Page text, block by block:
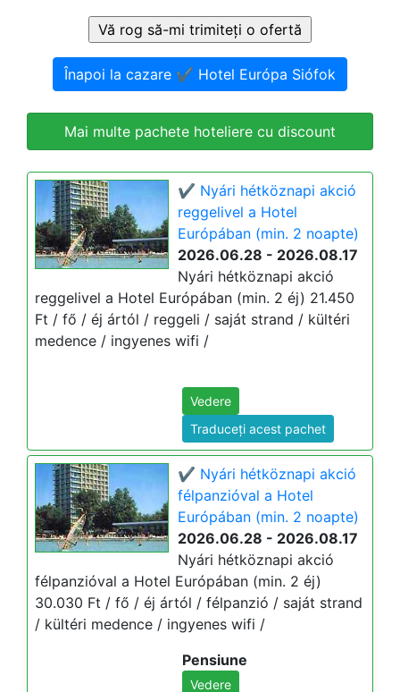
Înapoi la cazare ✔️ Hotel Európa Siófok
Mai multe pachete hoteliere cu discount
✔️ Nyári hétköznapi akció
reggelivel a Hotel
Európában (min. 2 noapte)
2026.06.28 - 2026.08.17
Nyári hétköznapi akció
reggelivel a Hotel Európában (min. 2 éj) 21.450
Ft / fő / éj ártól / reggeli / saját strand / kültéri
medence / ingyenes wifi /
Vedere
Traduceți acest pachet
✔️ Nyári hétköznapi akció
félpanzióval a Hotel
Európában (min. 2 noapte)
2026.06.28 - 2026.08.17
Nyári hétköznapi akció
félpanzióval a Hotel Európában (min. 2 éj)
30.030 Ft / fő / éj ártól / félpanzió / saját strand
/ kültéri medence / ingyenes wifi /
Pensiune
Vedere